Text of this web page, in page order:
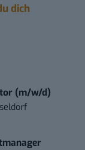
dich
(m/w/d)